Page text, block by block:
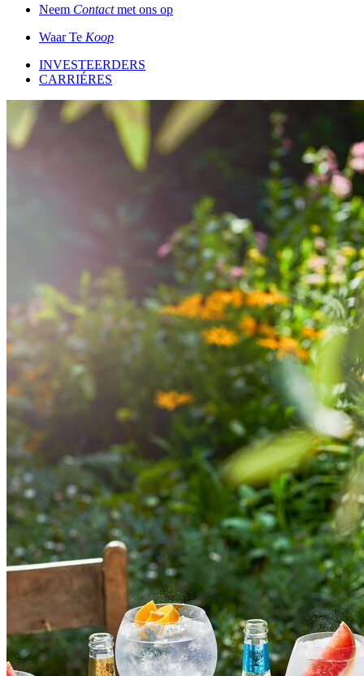
Neem Contactmet ons op
Waar Te Koop
INVESTEERDERS
CARRIÉRES